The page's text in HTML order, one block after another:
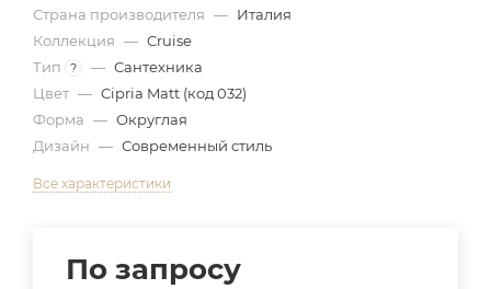
Страна производителя — Италия
Коллекция — Cruise
Тип
? — Сантехника
Цвет — Cipria Matt (код 032)
Форма — Округлая
Дизайн — Современный стиль
Все характеристики
По запросу